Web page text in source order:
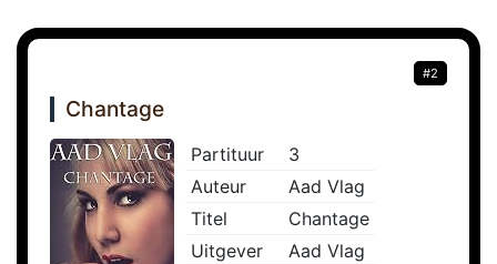
#2
Chantage
Partituur
3
Auteur
Aad Vlag
Titel
Chantage
Uitgever
Aad Vlag